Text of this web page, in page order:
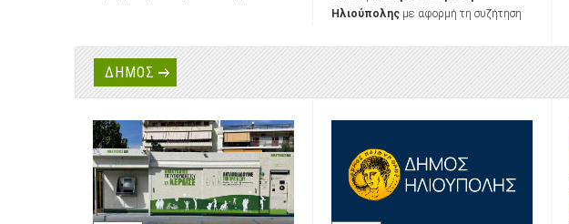
παραχώρηση της έκτασης στο Χαλικάκι
από την ΕΤΑΔ προς τον Δήμο με
καταβολή μισθώματος.
Ηλιούπολης με αφορμή τη συζήτηση
Ιουνίου για την αποδοχή ή μη της
ΔΗΜΟΣ